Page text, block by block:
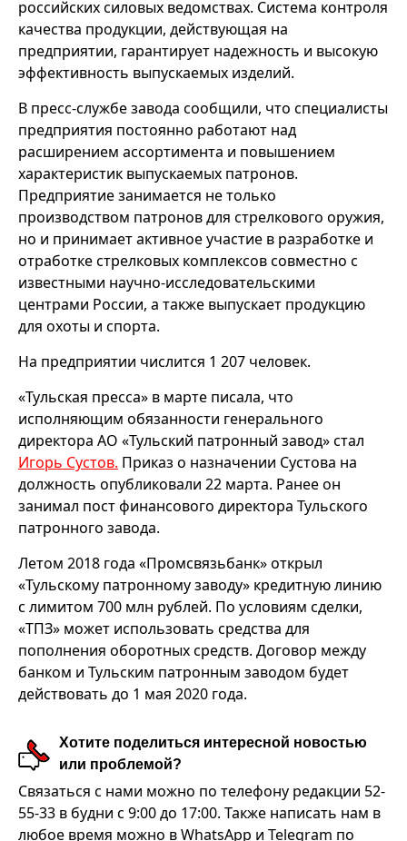
российских силовых ведомствах. Система контроля
качества продукции, действующая на
предприятии, гарантирует надежность и высокую
эффективность выпускаемых изделий.
В пресс-службе завода сообщили, что специалисты
предприятия постоянно работают над
расширением ассортимента и повышением
характеристик выпускаемых патронов.
Предприятие занимается не только
производством патронов для стрелкового оружия,
но и принимает активное участие в разработке и
отработке стрелковых комплексов совместно с
известными научно-исследовательскими
центрами России, а также выпускает продукцию
для охоты и спорта.
На предприятии числится 1 207 человек.
«Тульская пресса» в марте писала, что
исполняющим обязанности генерального
директора АО «Тульский патронный завод» стал
Игорь Сустов. Приказ о назначении Сустова на
должность опубликовали 22 марта. Ранее он
занимал пост финансового директора Тульского
патронного завода.
Летом 2018 года «Промсвязьбанк» открыл
«Тульскому патронному заводу» кредитную линию
с лимитом 700 млн рублей. По условиям сделки,
«ТПЗ» может использовать средства для
пополнения оборотных средств. Договор между
банком и Тульским патронным заводом будет
действовать до 1 мая 2020 года.
Хотите поделиться интересной новостью
или проблемой?
Связаться с нами можно по телефону редакции 52-
55-33 в будни с 9:00 до 17:00. Также написать нам в
любое время можно в WhatsApp и Telegram по